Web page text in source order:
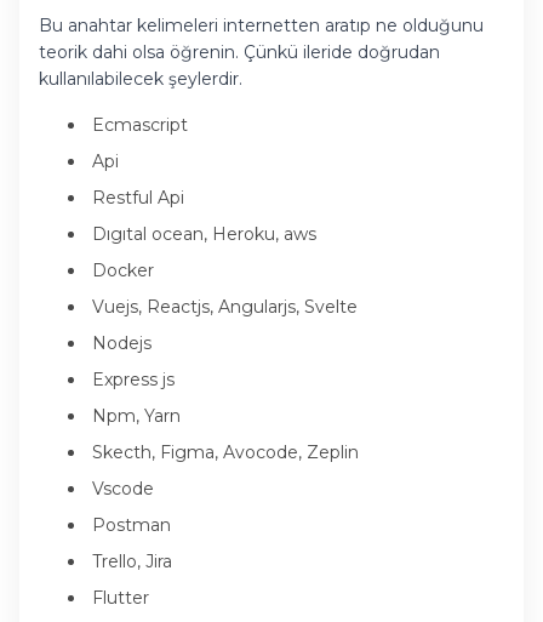
Bu anahtar kelimeleri internetten aratıp ne olduğunu
teorik dahi olsa öğrenin. Çünkü ileride doğrudan
kullanılabilecek şeylerdir.
Ecmascript
Api
Restful Api
Dıgıtal ocean, Heroku, aws
Docker
Vuejs, Reactjs, Angularjs, Svelte
Nodejs
Express js
Npm, Yarn
Skecth, Figma, Avocode, Zeplin
Vscode
Postman
Trello, Jira
Flutter